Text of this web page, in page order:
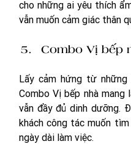
cho những ai yêu thích
vẫn muốn cảm giác thân
Combo Vị bếp
Lấy cảm hứng từ
Combo Vị bếp nhà
vẫn đầy đủ dinh dưỡng.
khách công tác muốn
ngày dài làm việc.